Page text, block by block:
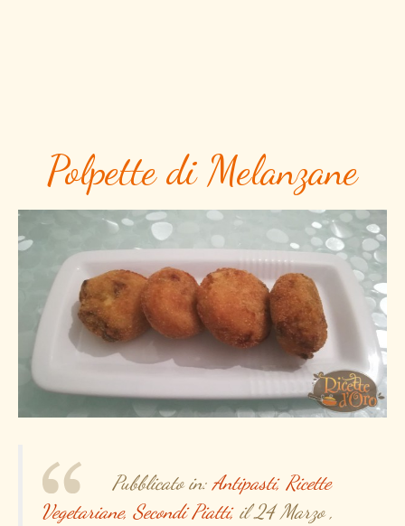
Polpette di Melanzane
Pubblicato in:Antipasti,Ricette
Vegetariane, Secondi Piatti, il 24 Marzo ,